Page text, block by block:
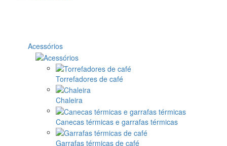
Acessórios
Torrefadores de café
Chaleira
Canecas térmicas e garrafas térmicas
Garrafas térmicas de café